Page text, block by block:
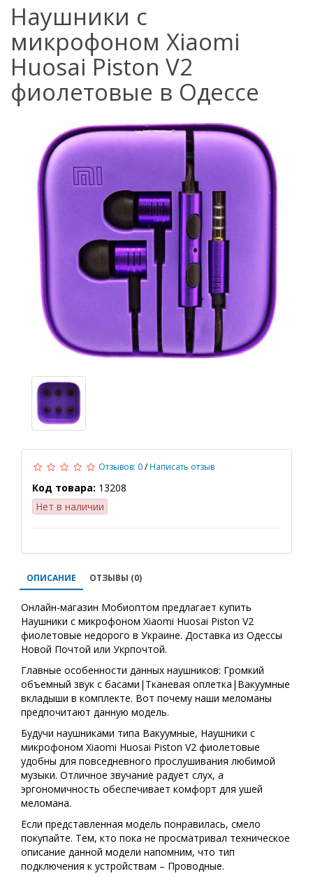
Наушники с
микрофоном Xiaomi
Huosai Piston V2
фиолетовые в Одессе
Отзывов: 0/Написать отзыв
Код товара: 13208
Нет в наличии
ОПИСАНИЕ ОТЗЫВЫ (0)
Онлайн-магазин Мобиоптом предлагает купить
Наушники с микрофоном Xiaomi Huosai Piston V2
фиолетовые недорого в Украине. Доставка из Одессы
Новой Почтой или Укрпочтой.
Главные особенности данных наушников: Громкий
объемный звук с басами|Тканевая оплетка|Вакуумные
вкладыши в комплекте. Вот почему наши меломаны
предпочитают данную модель.
Будучи наушниками типа Вакуумные, Наушники с
микрофоном Xiaomi Huosai Piston V2 фиолетовые
удобны для повседневного прослушивания любимой
музыки. Отличное звучание радует слух, а
эргономичность обеспечивает комфорт для ушей
меломана.
Если представленная модель понравилась, смело
покупайте. Тем, кто пока не просматривал техническое
описание данной модели напомним, что тип
подключения к устройствам – Проводные.